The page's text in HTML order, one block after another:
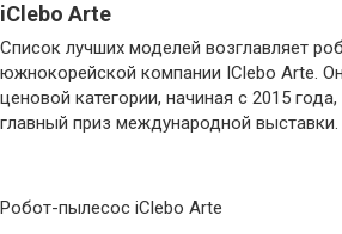
iСlebo Arte
Список лучших моделей возглавляет
южнокорейской компании IClebo Arte.
ценовой категории, начиная с 2015
главный приз международной выставки.
Робот-пылесос iСlebo Arte